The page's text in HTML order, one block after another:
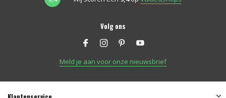
Volg ons
Meld je aan voor onze nieuwsbrief